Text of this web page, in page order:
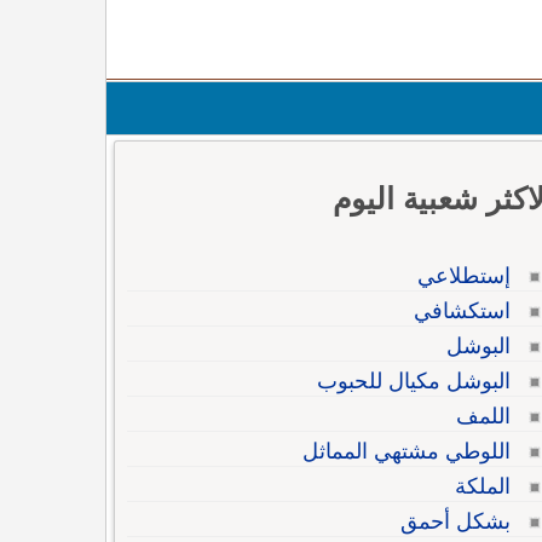
شعبية اليوم
إستطلاعي
استكشافي
البوشل
البوشل مكيال للحبوب
اللمف
اللوطي مشتهي المماثل
الملكة
بشكل أحمق